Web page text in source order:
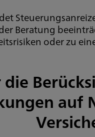
Beratung
oder zu
auf